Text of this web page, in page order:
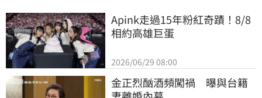
Apink走過15年粉紅奇蹟！8/8
相約高雄巨蛋
2026/06/29 08:00
金正烈酗酒頻闖禍　曝與台籍